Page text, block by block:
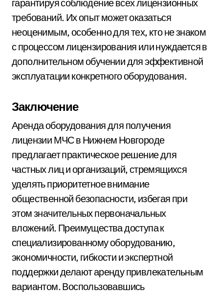
гарантируя соблюдение всех лицензионных
требований. Их опыт может оказаться
неоценимым, особенно для тех, кто не знаком
с процессом лицензирования или нуждается в
дополнительном обучении для эффективной
эксплуатации конкретного оборудования.
Заключение
Аренда оборудования для получения
лицензии МЧС в Нижнем Новгороде
предлагает практическое решение для
частных лиц и организаций, стремящихся
уделять приоритетное внимание
общественной безопасности, избегая при
этом значительных первоначальных
вложений. Преимущества доступа к
специализированному оборудованию,
экономичности, гибкости и экспертной
поддержки делают аренду привлекательным
вариантом. Воспользовавшись